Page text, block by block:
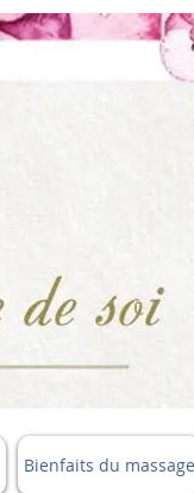
Bienfaits du massage